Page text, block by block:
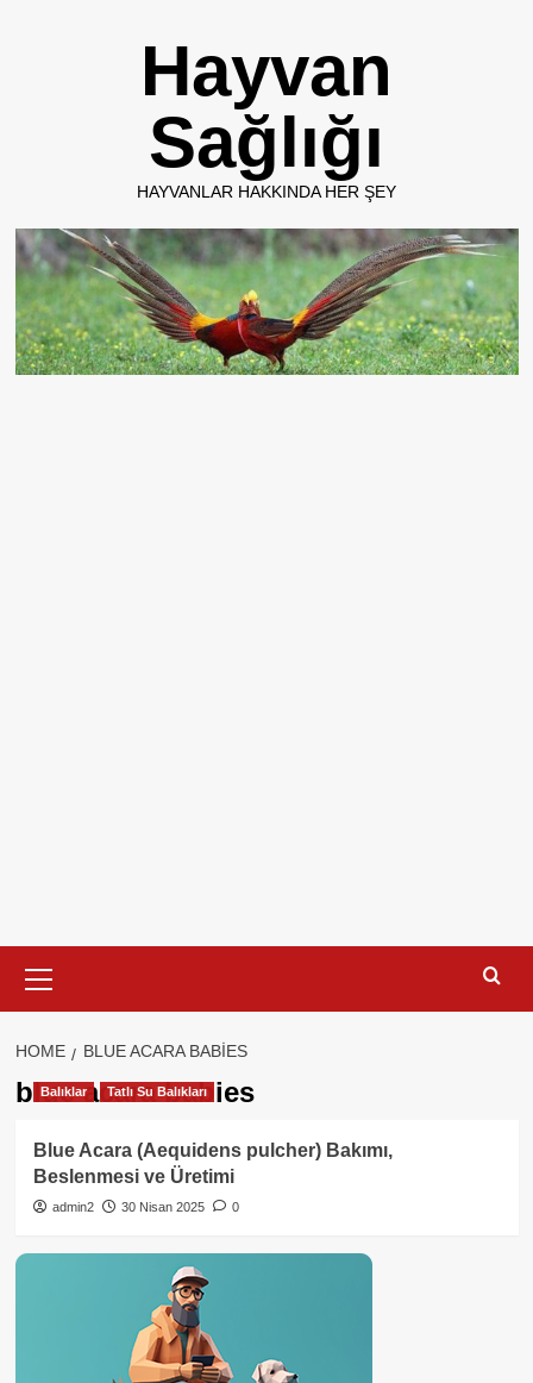
Hayvan
Sağlığı
HAYVANLAR HAKKINDA HER ŞEY
Menu
HOME BLUE ACARA BABIES
blue acara babies
Balıklar Tatlı Su Balıkları
Blue Acara (Aequidens pulcher) Bakımı,
Beslenmesi ve Üretimi
admin2 30 Nisan 2025 0